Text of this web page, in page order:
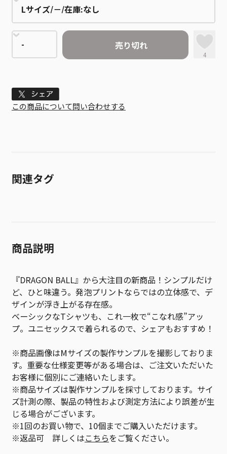
売り切れ
4
Tweet
この商品について問い合わせする
関連タグ
商品説明
『DRAGON BALL』から大注目の新商品！シンプルだけ
ど、ひと味違う。発泡プリントならではの立体感で、デ
ザインが浮き上がる存在感。
ベーシックなTシャツも、これ一枚で“こなれ感”アッ
プ。ユニセックスで着られるので、シェアもおすすめ！
※商品画像はMサイズの製作サンプルを撮影しておりま
す。重要な仕様変更等がある場合は、ご注文いただいた
お客様に個別にご連絡いたします。
※商品サイズは製作サンプルを採寸しております。サイ
ズ計測の際、製品の特性および測定方法により誤差が生
じる場合がございます。
※1回のお買い物で、10個までご購入いただけます。
※返品可 詳しくはこちらをご覧ください。